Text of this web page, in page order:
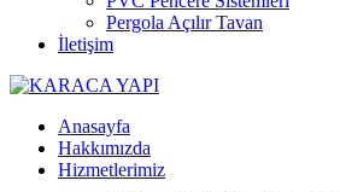
Pergola Açılır Tavan
İletişim
Anasayfa
Hakkımızda
Hizmetlerimiz